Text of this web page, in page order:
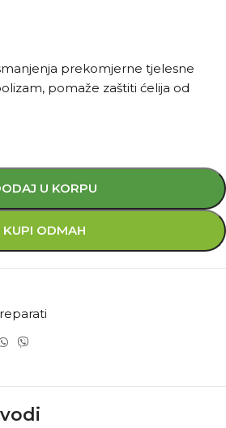
prekomjerne tjelesne
pomaže zaštiti ćelija od
U KORPU
KUPI ODMAH